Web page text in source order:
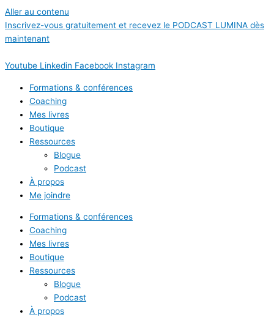
Aller au contenu
Inscrivez-vous gratuitement et recevez le PODCAST LUMINA dès
maintenant
Youtube Linkedin Facebook Instagram
Formations & conférences
Coaching
Mes livres
Boutique
Ressources
Blogue
Podcast
À propos
Me joindre
Formations & conférences
Coaching
Mes livres
Boutique
Ressources
Blogue
Podcast
À propos